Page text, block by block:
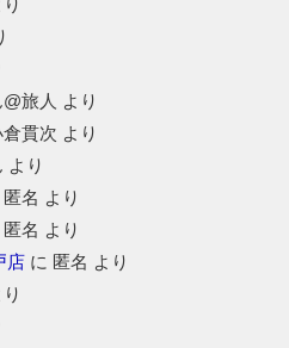
旅人 より
倉貫次 より
より
匿名 より
匿名 より
店に 匿名 より